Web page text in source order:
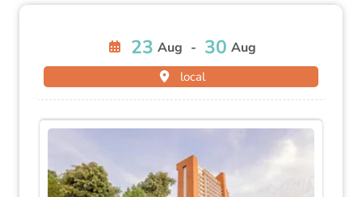
23 Aug - 30 Aug
local